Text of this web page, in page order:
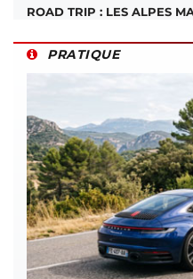
ROAD TRIP : LES ALPES
PRATIQUE